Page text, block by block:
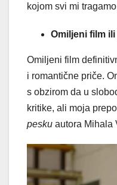
kojom svi mi
Omiljeni film
Omiljeni film
i romantične priče.
s obzirom da u
kritike, ali moja
pesku autora Mihala